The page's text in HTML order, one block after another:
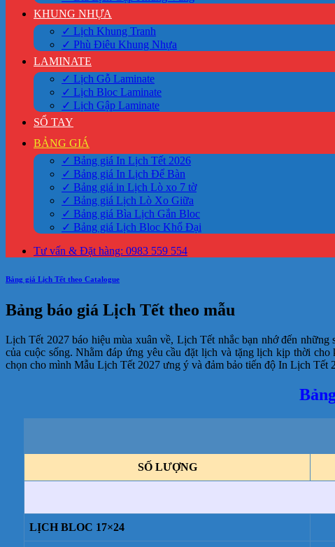
KHUNG NHỰA
✓ Lịch Khung Tranh
✓ Phù Điêu Khung Nhựa
LAMINATE
✓ Lịch Gỗ Laminate
✓ Lịch Bloc Laminate
✓ Lịch Gập Laminate
SỔ TAY
BẢNG GIÁ
✓ Bảng giá In Lịch Tết 2026
✓ Bảng giá In Lịch Để Bàn
✓ Bảng giá in Lịch Lò xo 7 tờ
✓ Bảng giá Lịch Lò Xo Giữa
✓ Bảng giá Bìa Lịch Gắn Bloc
✓ Bảng giá Lịch Bloc Khổ Đại
Tư vấn & Đặt hàng: 0983 559 554
Bảng giá Lịch Tết theo Catalogue
Bảng báo giá Lịch Tết theo mẫu
Lịch Tết 2027 báo hiệu mùa xuân về, Lịch Tết nhắc bạn nhớ đến
của cuộc sống. Nhằm đáp ứng yêu cầu đặt lịch và tặng lịch kịp thời
chọn cho mình Mẫu Lịch Tết 2027 ưng ý và đảm bảo tiến độ In Lịch Tết
SỐ LƯỢNG
LỊCH BLOC 17×24